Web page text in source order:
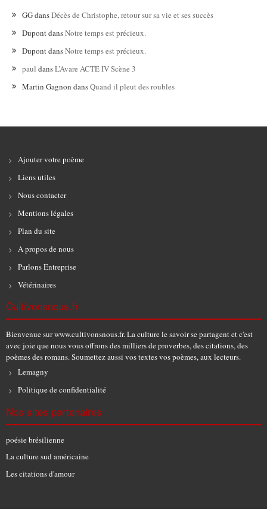
GGdansDécès de Christophe, retour sur sa vie et ses succès
DupontdansNotre temps est précieux.
DupontdansNotre temps est précieux.
paul dansL’Avare ACTE IV Scène 3
Martin Gagnon dansQuand il pleut des roubles
Ajouter votre poème
Liens utiles
Nous contacter
Mentions légales
Plan du site
A propos de nous
Parlons Entreprise
Vétérinaires
Cultivonsnous.fr
Bienvenue sur www.cultivonsnous.fr. La culture le savoir se partagent et c'est
avec joie que nous vous offrons des milliers de proverbes, des citations, des
poèmes des romans. Soumettez aussi vos textes vos poèmes, aux lecteurs.
Lemagny
Politique de confidentialité
Nos sites partenaires
poésie brésilienne
La culture sud américaine
Les citations d'amour